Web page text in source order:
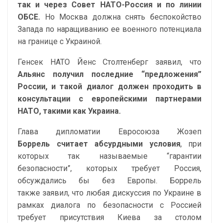
так и через Совет НАТО-Россия и по линии
ОБСЕ. Но Москва должна снять беспокойство
Запада по наращиванию ее военного потенциала
на границе с Украиной.
Генсек НАТО Йенс Столтенберг заявил, что
Альянс получил последние “предложения”
России, и такой диалог должен проходить в
консультации с европейскими партнерами
НАТО, такими как Украина.
Глава дипломатии Евросоюза Жозеп
Боррель считает абсурдными условия, при
которых так называемые “гарантии
безопасности”, которых требует Россия,
обсуждались бы без Европы. Боррель
также заявил, что любая дискуссия по Украине в
рамках диалога по безопасности с Россией
требует присутствия Киева за столом